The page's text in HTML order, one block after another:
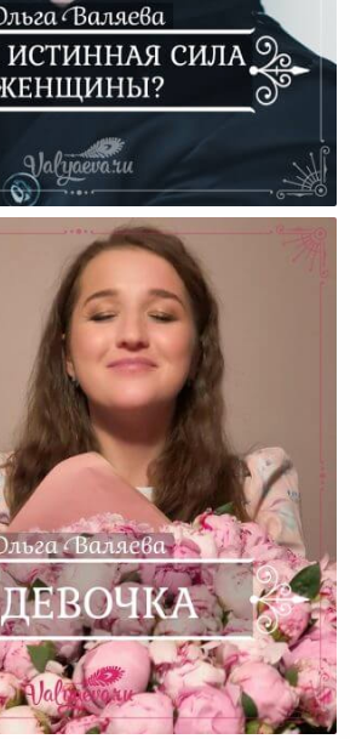
Истинная Сила Женщины?
Я Девочка